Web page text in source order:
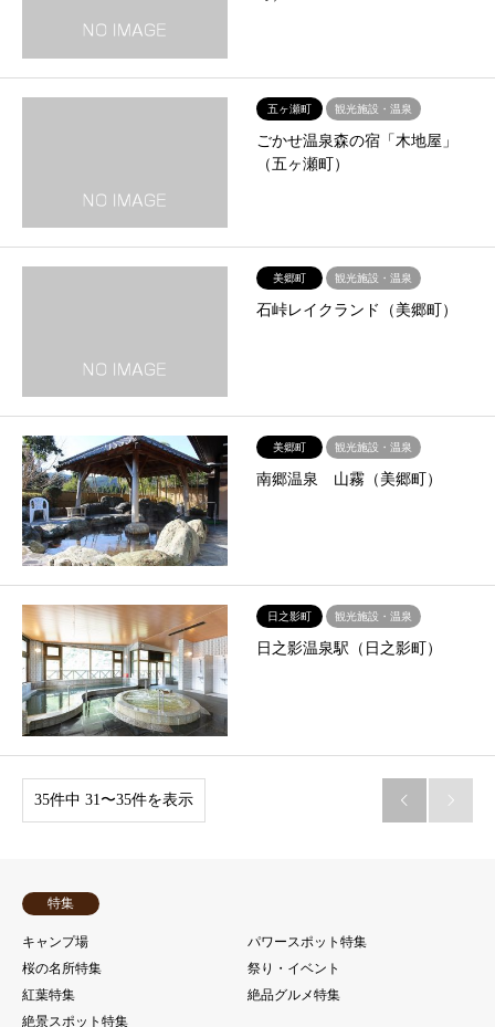
五ヶ瀬町 観光施設・温泉
ごかせ温泉森の宿「木地屋」
（五ヶ瀬町）
美郷町 観光施設・温泉
石峠レイクランド（美郷町）
美郷町 観光施設・温泉
南郷温泉 山霧（美郷町）
日之影町 観光施設・温泉
日之影温泉駅（日之影町）
35件中 31〜35件を表示  
特集
キャンプ場
パワースポット特集
桜の名所特集
祭り・イベント
紅葉特集
絶品グルメ特集
絶景スポット特集